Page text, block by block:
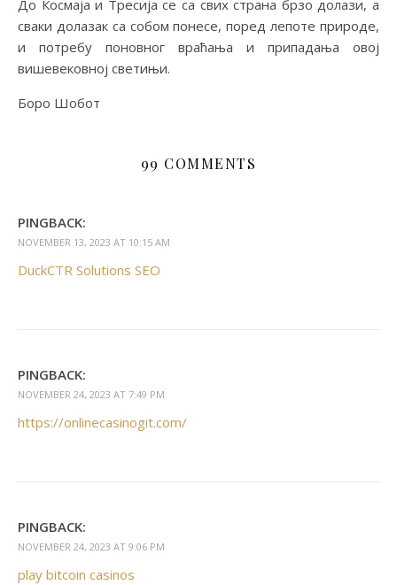
До Космаја и Тресија се са свих страна брзо долази, а
сваки долазак са собом понесе, поред лепоте природе,
и потребу поновног враћања и припадања овој
вишевековној светињи.
Боро Шобот
99 COMMENTS
PINGBACK:
NOVEMBER 13, 2023 AT 10:15 AM
DuckCTR Solutions SEO
PINGBACK:
NOVEMBER 24, 2023 AT 7:49 PM
https://onlinecasinogit.com/
PINGBACK:
NOVEMBER 24, 2023 AT 9:06 PM
play bitcoin casinos